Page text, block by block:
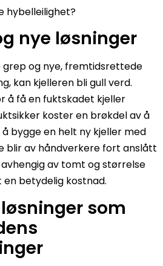
hybelleilighet?
nye løsninger
grep og nye, fremtidsrettede
kan kjelleren bli gull verd.
å få en fuktskadet kjeller
koster en brøkdel av å
bygge en helt ny kjeller med
blir av håndverkere fort anslått
av tomt og størrelse
en betydelig kostnad.
som